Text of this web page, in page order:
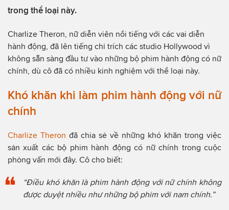
trong thể loại này.
Charlize Theron, nữ diễn viên nổi tiếng với các vai diễn
hành động, đã lên tiếng chỉ trích các studio Hollywood vì
không sẵn sàng đầu tư vào những bộ phim hành động có nữ
chính, dù cô đã có nhiều kinh nghiệm với thể loại này.
Khó khăn khi làm phim hành động với nữ
chính
Charlize Theron đã chia sẻ về những khó khăn trong việc
sản xuất các bộ phim hành động có nữ chính trong cuộc
phỏng vấn mới đây. Cô cho biết:
“Điều khó khăn là phim hành động với nữ chính không
được duyệt nhiều như những bộ phim với nam chính.”